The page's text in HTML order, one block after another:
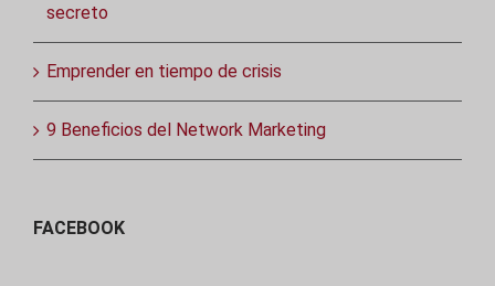
secreto
Emprender en tiempo de crisis
9 Beneficios del Network Marketing
FACEBOOK